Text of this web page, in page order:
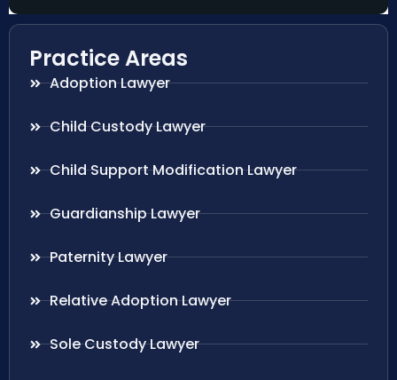
Practice Areas
Adoption Lawyer
Child Custody Lawyer
Child Support Modification Lawyer
Guardianship Lawyer
Paternity Lawyer
Relative Adoption Lawyer
Sole Custody Lawyer